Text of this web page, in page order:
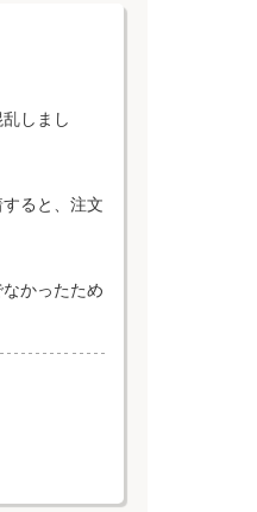
しまし
ると、注文
かったため